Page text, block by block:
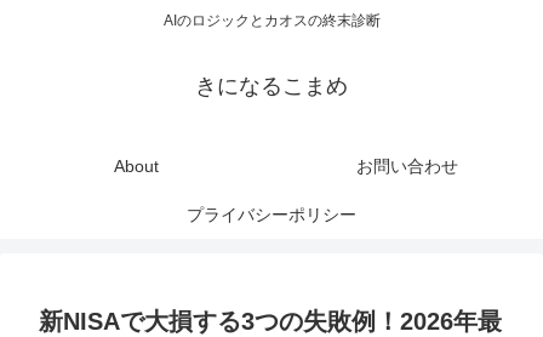
AIのロジックとカオスの終末診断
きになるこまめ
About お問い合わせ
プライバシーポリシー
新NISAで大損する3つの失敗例！2026年最